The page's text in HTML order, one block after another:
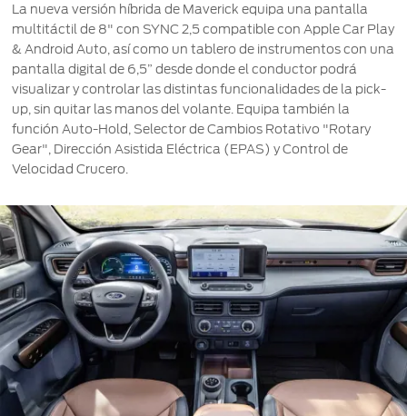
La nueva versión híbrida de Maverick equipa una pantalla
multitáctil de 8" con SYNC 2,5 compatible con Apple Car Play
& Android Auto, así como un tablero de instrumentos con una
pantalla digital de 6,5” desde donde el conductor podrá
visualizar y controlar las distintas funcionalidades de la pick-
up, sin quitar las manos del volante. Equipa también la
función Auto-Hold, Selector de Cambios Rotativo "Rotary
Gear", Dirección Asistida Eléctrica (EPAS) y Control de
Velocidad Crucero.